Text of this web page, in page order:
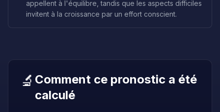
appellent à l'équilibre, tandis que les aspects difficiles
invitent à la croissance par un effort conscient.
🔬 Comment ce pronostic a été
calculé